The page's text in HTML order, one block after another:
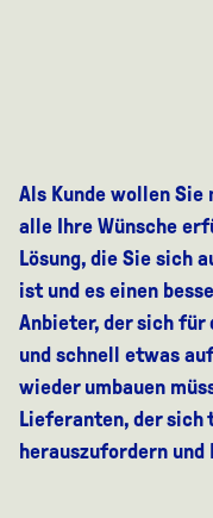
Als Kunde wollen
alle Ihre Wünsche
Lösung, die Sie sich
ist und es einen
Anbieter, der sich für
und schnell etwas
wieder umbauen
Lieferanten, der
herauszufordern und